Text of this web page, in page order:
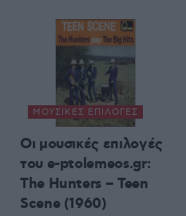
ΜΟΥΣΙΚΈΣ ΕΠΙΛΟΓΈΣ
Οι μουσικές επιλογές
του e-ptolemeos.gr:
The Hunters – Teen
Scene (1960)